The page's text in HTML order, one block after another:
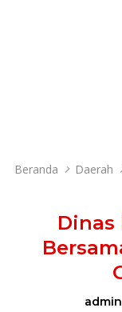
Beranda Daerah
Dinas
admin